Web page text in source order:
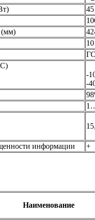
45
(мм)
10
-
-
информации +
Наименование